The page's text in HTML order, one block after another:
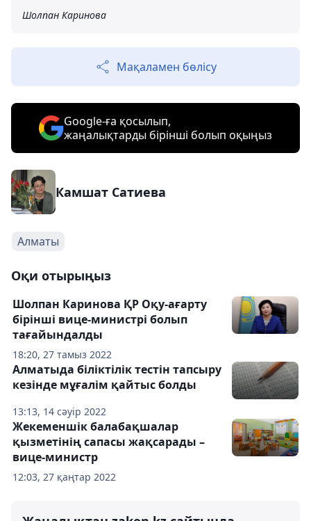
Шолпан Каринова
Мақаламен бөлісу
Google-ға қосылып,
жаңалықтарды бірінші болып оқыңыз
Камшат Сатиева
Алматы
Оқи отырыңыз
18:20, 27 тамыз 2022
Шолпан Каринова ҚР Оқу-ағарту
бірінші вице-министрі болып
тағайындалды
13:13, 14 сәуір 2022
Алматыда біліктілік тестін тапсыру
кезінде мұғалім қайтыс болды
12:03, 27 қаңтар 2022
Жекеменшік балабақшалар
қызметінің сапасы жақсарады –
вице-министр